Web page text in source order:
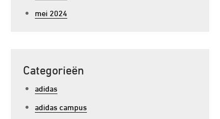
mei 2024
Categorieën
adidas
adidas campus